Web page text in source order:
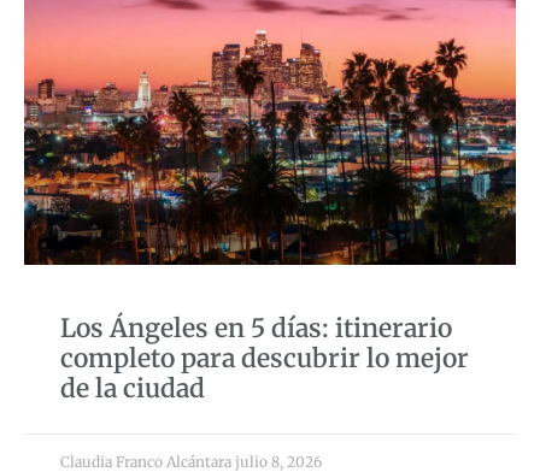
Los Ángeles en 5 días: itinerario
completo para descubrir lo mejor
de la ciudad
Claudia Franco Alcántara julio 8, 2026